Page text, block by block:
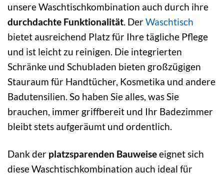
unsere Waschtischkombination auch durch ihre
durchdachte Funktionalität. DerWaschtisch
bietet ausreichend Platz für Ihre tägliche Pflege
und ist leicht zu reinigen. Die integrierten
Schränke und Schubladen bieten großzügigen
Stauraum für Handtücher, Kosmetika und andere
Badutensilien. So haben Sie alles, was Sie
brauchen, immer griffbereit und Ihr Badezimmer
bleibt stets aufgeräumt und ordentlich.
Dank der platzsparenden Bauweiseeignet sich
diese Waschtischkombination auch ideal für